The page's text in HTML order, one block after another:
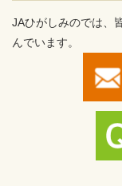
JAひがしみのでは、
んでいます。